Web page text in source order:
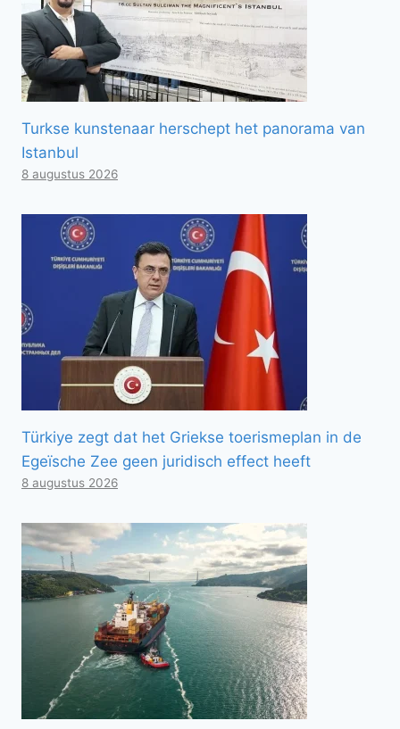
Turkse kunstenaar herschept het panorama van
Istanbul
8 augustus 2026
Türkiye zegt dat het Griekse toerismeplan in de
Egeïsche Zee geen juridisch effect heeft
8 augustus 2026